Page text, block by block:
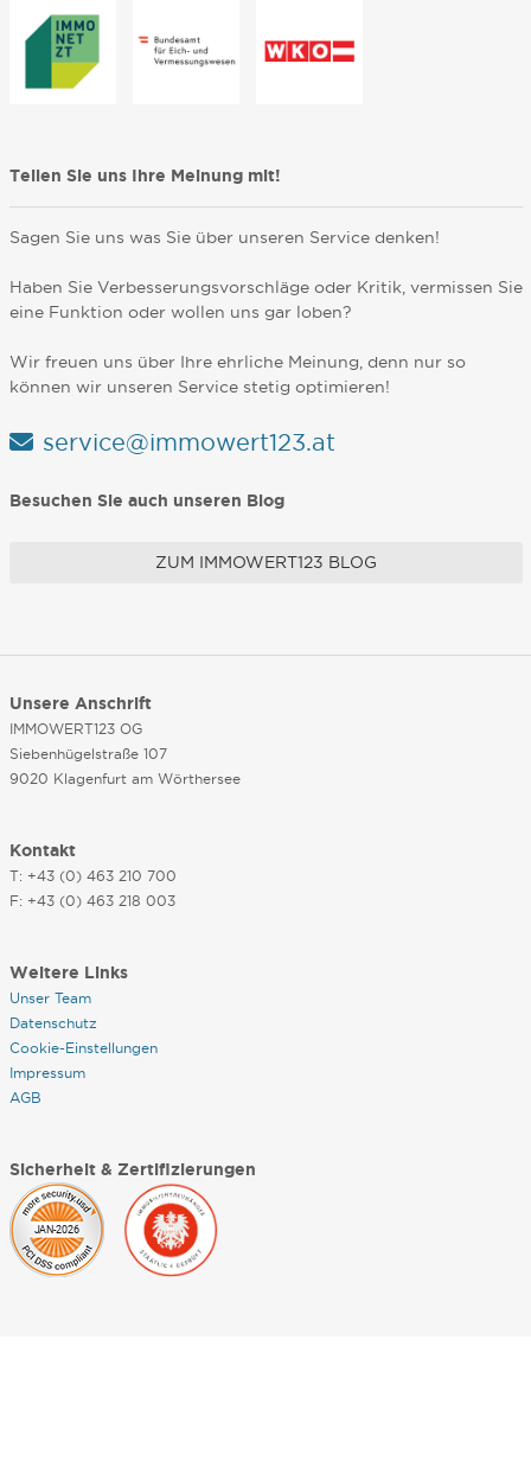
Teilen Sie uns Ihre Meinung mit!
Sagen Sie uns was Sie über unseren Service denken!
Haben Sie Verbesserungsvorschläge oder Kritik, vermissen Sie
eine Funktion oder wollen uns gar loben?
Wir freuen uns über Ihre ehrliche Meinung, denn nur so
können wir unseren Service stetig optimieren!
service@immowert123.at
Besuchen Sie auch unseren Blog
ZUM IMMOWERT123 BLOG
Unsere Anschrift
IMMOWERT123 OG
Siebenhügelstraße 107
9020 Klagenfurt am Wörthersee
Kontakt
T: +43 (0) 463 210 700
F: +43 (0) 463 218 003
Weitere Links
Unser Team
Datenschutz
Cookie-Einstellungen
Impressum
AGB
Sicherheit & Zertifizierungen